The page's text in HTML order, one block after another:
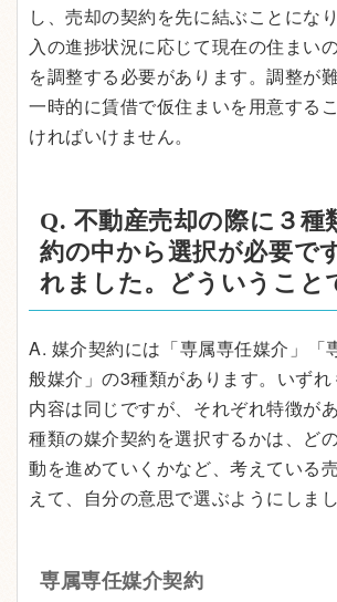
し、売却の契約を先に結ぶことにな
入の進捗状況に応じて現在の住まい
を調整する必要があります。調整が
一時的に賃借で仮住まいを用意する
ければいけません。
Q. 不動産売却の際に３種
約の中から選択が必要で
れました。どういうこと
A. 媒介契約には「専属専任媒介」「
般媒介」の3種類があります。いず
内容は同じですが、それぞれ特徴が
種類の媒介契約を選択するかは、ど
動を進めていくかなど、考えている
えて、自分の意思で選ぶようにしまし
専属専任媒介契約